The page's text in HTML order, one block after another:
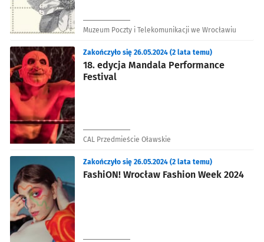
Muzeum Poczty i Telekomunikacji we Wrocławiu
18. edycja Mandala Performance
Festival
Zakończyło się 26.05.2024 (2 lata temu)
CAL Przedmieście Oławskie
FashiON! Wrocław Fashion Week 2024
Zakończyło się 26.05.2024 (2 lata temu)